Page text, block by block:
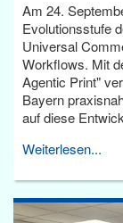
Am 24.
Evolutionsstufe
Universal
Workflows. Mit
Agentic Print"
Bayern
auf diese
Weiterlesen...